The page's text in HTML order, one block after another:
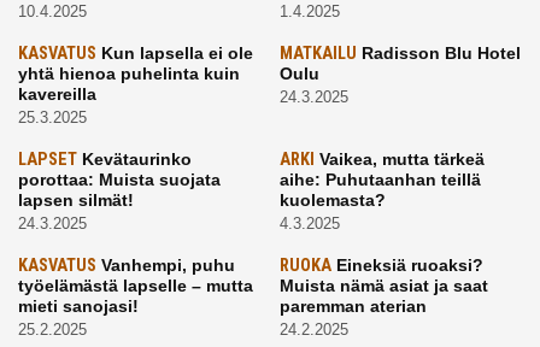
10.4.2025 1.4.2025
KASVATUS Kun lapsella ei ole
yhtä hienoa puhelinta kuin
kavereilla
25.3.2025
MATKAILU Radisson Blu Hotel
Oulu
24.3.2025
LAPSET Kevätaurinko
porottaa: Muista suojata
lapsen silmät!
24.3.2025
ARKI Vaikea, mutta tärkeä
aihe: Puhutaanhan teillä
kuolemasta?
4.3.2025
KASVATUS Vanhempi, puhu
työelämästä lapselle – mutta
mieti sanojasi!
25.2.2025
RUOKAEineksiä ruoaksi?
Muista nämä asiat ja saat
paremman aterian
24.2.2025